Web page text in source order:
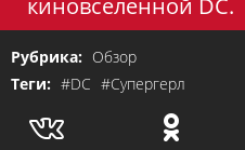
киновселенной DC.
Рубрика: Обзор
Теги: #DC #Супергерл